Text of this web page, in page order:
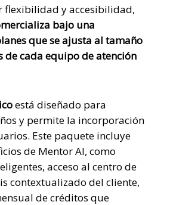
flexibilidad y accesibilidad,
bajo una
que se ajusta al tamaño
de cada equipo de atención
está diseñado para
y permite la incorporación
Este paquete incluye
de Mentor AI, como
acceso al centro de
contextualizado del cliente,
de créditos que